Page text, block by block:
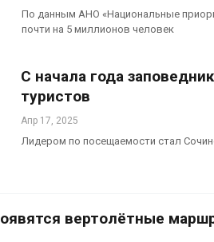
По данным АНО «Национальные
почти на 5 миллионов человек
С начала года
туристов
Апр 17, 2025
Лидером по посещаемости стал
вертолётные
В
Авг 6, 2026